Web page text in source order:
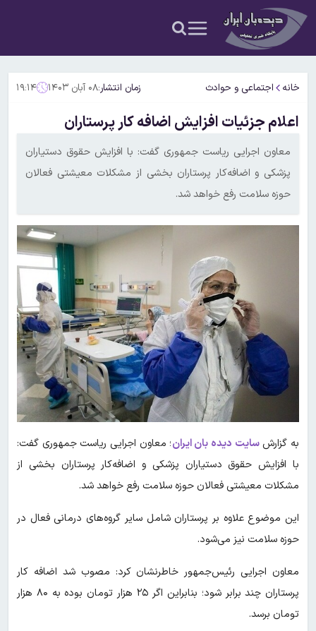
خانه اجتماعی و حوادث زمان انتشار:۰۸ آبان ۱۴۰۳ ۱۹:۱۴
اعلام جزئیات افزایش اضافه کار پرستاران
معاون اجرایی ریاست جمهوری گفت: با افزایش حقوق دستیاران
پزشکی و اضافه‌کار پرستاران بخشی از مشکلات معیشتی فعالان
حوزه سلامت رفع خواهد شد.
به گزارشسایت دیده بان ایران؛ معاون اجرایی ریاست جمهوری گفت:
با افزایش حقوق دستیاران پزشکی و اضافه‌کار پرستاران بخشی از
مشکلات معیشتی فعالان حوزه سلامت رفع خواهد شد.
این موضوع علاوه بر پرستاران شامل سایر گروه‌های درمانی فعال در
حوزه سلامت نیز می‌شود.
معاون اجرایی رئیس‌جمهور خاطرنشان کرد: مصوب شد اضافه کار
پرستاران چند برابر شود؛ بنابراین اگر ۲۵ هزار تومان بوده به ۸۰ هزار
تومان برسد.